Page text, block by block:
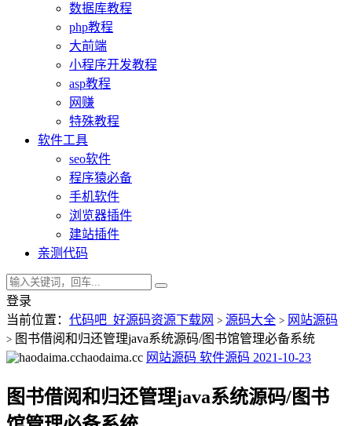
数据库教程
php教程
大前端
小程序开发教程
asp教程
网赚
特殊教程
软件工具
seo软件
程序猿必备
手机软件
浏览器插件
建站插件
亲测代码
登录
当前位置： 代码吧_好源码资源下载网 > 源码大全 > 网站源码
> 图书借阅和归还管理java系统源码/图书馆管理必备系统
haodaima.cc 网站源码 软件源码 2021-10-23
图书借阅和归还管理java系统源码/图书